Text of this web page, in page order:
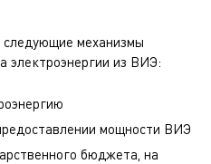
механизмы
электроэнергии из ВИЭ:
мощности ВИЭ
бюджета, на